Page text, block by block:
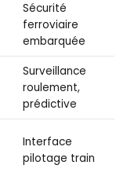
Sécurité
ferroviaire
embarquée
Surveillance
roulement,
prédictive
Interface
pilotage train